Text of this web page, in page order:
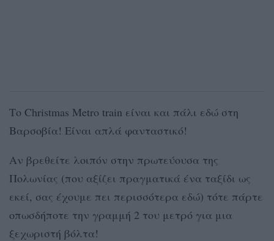
Το Christmas Metro train είναι και πάλι εδώ στη
Βαρσοβία! Είναι απλά φανταστικό!
Αν βρεθείτε λοιπόν στην πρωτεύουσα της
Πολωνίας (που αξίζει πραγματικά ένα ταξίδι ως
εκεί, σας έχουμε πει περισσότερα εδώ) τότε πάρτε
οπωσδήποτε την γραμμή 2 του μετρό για μια
ξεχωριστή βόλτα!